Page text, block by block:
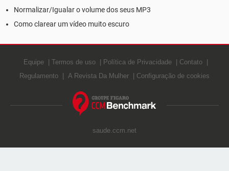
Normalizar/Igualar o volume dos seus MP3
Como clarear um vídeo muito escuro
Equipe Termos de uso Política de Privacidade
Contato
Regulamento
A Revista Da Mulher Configuração de cookies
saude.ccm.net